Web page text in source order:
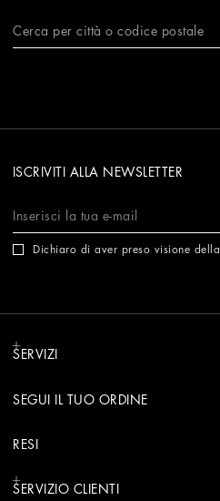
ISCRIVITI ALLA NEWSLETTER
Dichiaro di aver preso visione della
SERVIZI
SEGUI IL TUO ORDINE
RESI
SERVIZIO CLIENTI